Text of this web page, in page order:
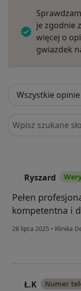
je zgodnie
więcej o
gwiazdek
Szukaj w opiniach
Ryszard
Pełen
kompetentna i
28 lipca 2025 • Klinika
Ł.K Numer